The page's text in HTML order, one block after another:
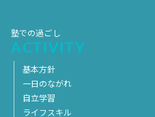
塾での過ごし
ACTIVITY
基本方針
一日のながれ
自立学習
ライフスキル